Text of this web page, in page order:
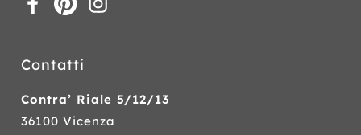
Contatti
Contra’ Riale 5/12/13
36100 Vicenza